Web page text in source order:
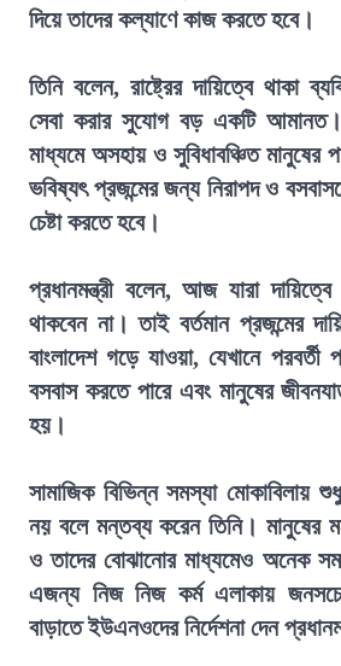
দিয়ে তাদের কল্যাণে কাজ করতে হবে।
তিনি বলেন, রাষ্ট্রের দায়িত্বে থাকা
সেবা করার সুযোগ বড় একটি
মাধ্যমে অসহায় ও সুবিধাবঞ্চিত মানুষের
ভবিষ্যৎ প্রজন্মের জন্য নিরাপদ ও
চেষ্টা করতে হবে।
প্রধানমন্ত্রী বলেন, আজ যারা
থাকবেন না। তাই বর্তমান প্রজন্মের
বাংলাদেশ গড়ে যাওয়া, যেখানে পরবর্তী
বসবাস করতে পারে এবং মানুষের
হয়।
সামাজিক বিভিন্ন সমস্যা মোকাবিলায়
নয় বলে মন্তব্য করেন তিনি। মানুষের
ও তাদের বোঝানোর মাধ্যমেও অনেক
এজন্য নিজ নিজ কর্ম এলাকায়
বাড়াতে ইউএনওদের নির্দেশনা দেন